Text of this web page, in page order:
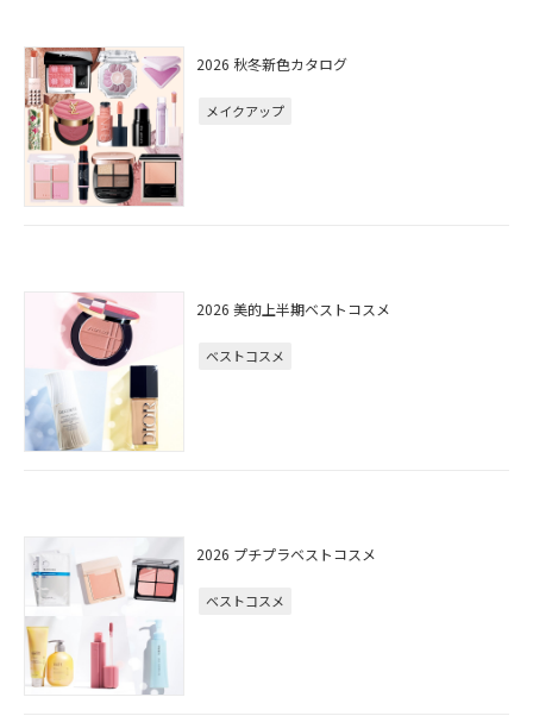
2026 秋冬新色カタログ
メイクアップ
2026 美的上半期ベストコスメ
ベストコスメ
2026 プチプラベストコスメ
ベストコスメ